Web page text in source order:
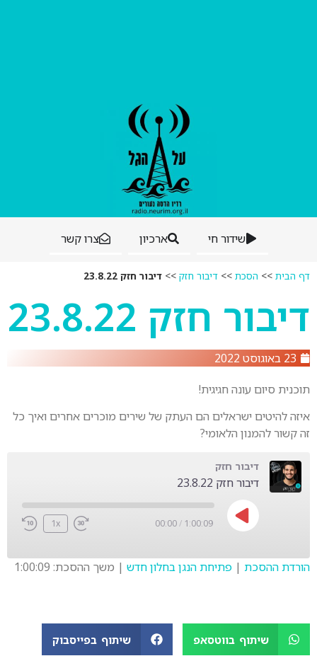
שידור חי ארכיון צרו קשר
דף הבית >> הסכת >> דיבור חזק >> דיבור חזק 23.8.22
דיבור חזק 23.8.22
23 באוגוסט 2022
תוכנית סיום עונה חגיגית!
איזה להיטים ישראלים הם העתק של שירים מוכרים אחרים ואיך כל
זה קשור להמנון הלאומי?
דיבור חזק
דיבור חזק 23.8.22
1x 00:00/ 1:00:09
EMBED
הורדת ההסכת | פתיחת הנגן בחלון חדש | משך ההסכת: 1:00:09
שיתוף בווטסאפ שיתוף בפייסבוק